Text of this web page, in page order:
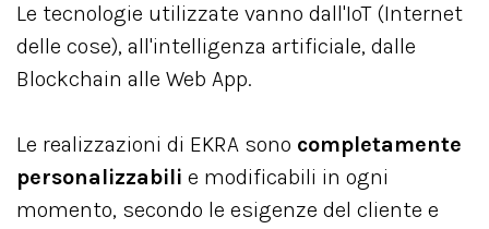
Le tecnologie utilizzate vanno dall'IoT (Internet
delle cose), all'intelligenza artificiale, dalle
Blockchain alle Web App.
Le realizzazioni di EKRA sono completamente
personalizzabili e modificabili in ogni
momento, secondo le esigenze del cliente e